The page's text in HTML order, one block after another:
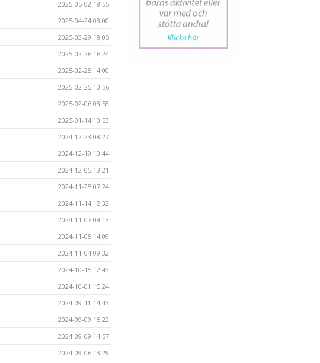
2025-05-02 18:55
2025-04-24 08:00
2025-03-29 18:05
2025-02-26 16:24
2025-02-25 14:00
2025-02-25 10:56
2025-02-06 08:58
2025-01-14 10:53
2024-12-23 08:27
2024-12-19 10:44
2024-12-05 13:21
2024-11-25 07:24
2024-11-14 12:32
2024-11-07 09:13
2024-11-05 14:09
2024-11-04 09:32
2024-10-15 12:43
2024-10-01 15:24
2024-09-11 14:43
2024-09-09 15:22
2024-09-09 14:57
2024-09-06 13:29